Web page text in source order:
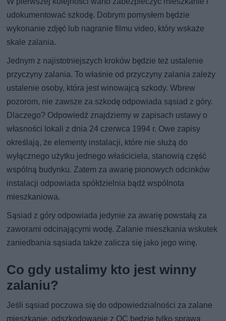
udokumentować szkodę. Dobrym pomysłem będzie
wykonanie zdjęć lub nagranie filmu video, który wskaże
skale zalania.
Jednym z najistotniejszych kroków będzie też ustalenie
przyczyny zalania. To właśnie od przyczyny zalania zależy
ustalenie osoby, która jest winowajcą szkody. Wbrew
pozorom, nie zawsze za szkodę odpowiada sąsiad z góry.
Dlaczego? Odpowiedź znajdziemy w zapisach ustawy o
własności lokali z dnia 24 czerwca 1994 r. Owe zapisy
określają, że elementy instalacji, które nie służą do
wyłącznego użytku jednego właściciela, stanowią część
wspólną budynku. Zatem za awarię pionowych odcinków
instalacji odpowiada spółdzielnia bądź wspólnota
mieszkaniowa.
Sąsiad z góry odpowiada jedynie za awarię powstałą za
zaworami odcinającymi wodę. Zalanie mieszkania wskutek
zaniedbania sąsiada także zalicza się jako jego winę.
Co gdy ustalimy kto jest winny
zalaniu?
Jeśli sąsiad poczuwa się do odpowiedzialności za zalane
mieszkanie, odszkodowanie z OC będzie tylko sprawą